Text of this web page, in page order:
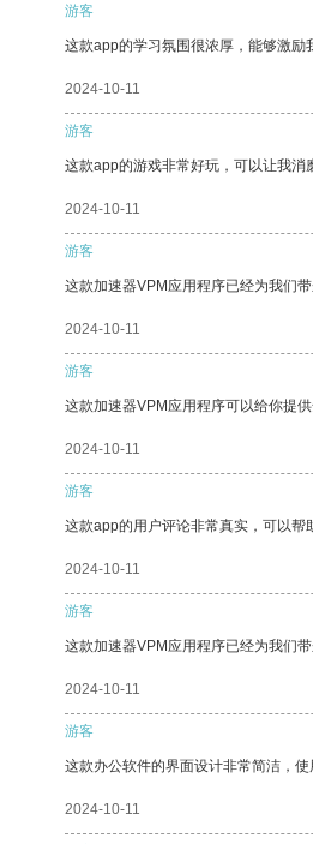
游客
这款app的学习氛围很浓厚，能够激励
2024-10-11
游客
这款app的游戏非常好玩，可以让我消
2024-10-11
游客
这款加速器VPM应用程序已经为我们
2024-10-11
游客
这款加速器VPM应用程序可以给你提
2024-10-11
游客
这款app的用户评论非常真实，可以帮
2024-10-11
游客
这款加速器VPM应用程序已经为我们
2024-10-11
游客
这款办公软件的界面设计非常简洁，
2024-10-11